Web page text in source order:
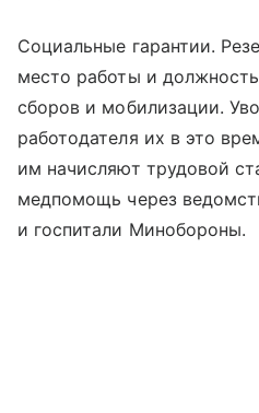
Социальные гарантии.
место работы и
сборов и мобилизации.
работодателя их в это
им начисляют трудовой
медпомощь через
и госпитали Минобороны.